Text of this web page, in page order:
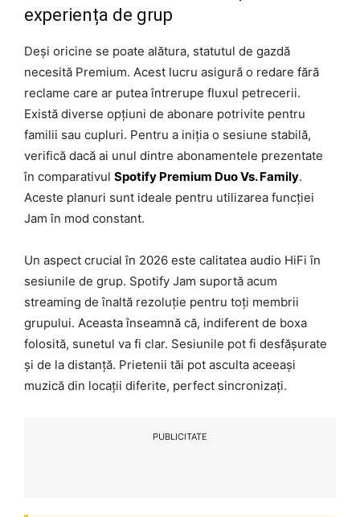
experiența de grup
Deși oricine se poate alătura, statutul de gazdă
necesită Premium. Acest lucru asigură o redare fără
reclame care ar putea întrerupe fluxul petrecerii.
Există diverse opțiuni de abonare potrivite pentru
familii sau cupluri. Pentru a iniția o sesiune stabilă,
verifică dacă ai unul dintre abonamentele prezentate
în comparativul Spotify Premium Duo Vs. Family.
Aceste planuri sunt ideale pentru utilizarea funcției
Jam în mod constant.
Un aspect crucial în 2026 este calitatea audio HiFi în
sesiunile de grup. Spotify Jam suportă acum
streaming de înaltă rezoluție pentru toți membrii
grupului. Aceasta înseamnă că, indiferent de boxa
folosită, sunetul va fi clar. Sesiunile pot fi desfășurate
și de la distanță. Prietenii tăi pot asculta aceeași
muzică din locații diferite, perfect sincronizați.
PUBLICITATE